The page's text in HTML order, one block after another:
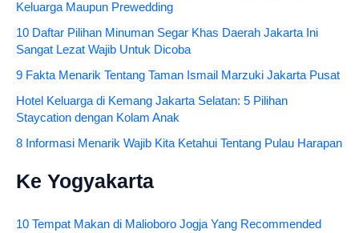
Keluarga Maupun Prewedding
10 Daftar Pilihan Minuman Segar Khas Daerah Jakarta Ini
Sangat Lezat Wajib Untuk Dicoba
9 Fakta Menarik Tentang Taman Ismail Marzuki Jakarta Pusat
Hotel Keluarga di Kemang Jakarta Selatan: 5 Pilihan
Staycation dengan Kolam Anak
8 Informasi Menarik Wajib Kita Ketahui Tentang Pulau Harapan
Ke Yogyakarta
10 Tempat Makan di Malioboro Jogja Yang Recommended